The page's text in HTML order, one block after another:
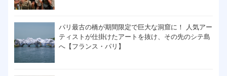
パリ最古の橋が期間限定で巨大な洞窟に！ 人気アー
ティストが仕掛けたアートを抜け、その先のシテ島
へ【フランス・パリ】